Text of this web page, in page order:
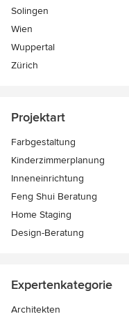
Solingen
Wien
Wuppertal
Zürich
Projektart
Farbgestaltung
Kinderzimmerplanung
Inneneinrichtung
Feng Shui Beratung
Home Staging
Design-Beratung
Expertenkategorie
Architekten